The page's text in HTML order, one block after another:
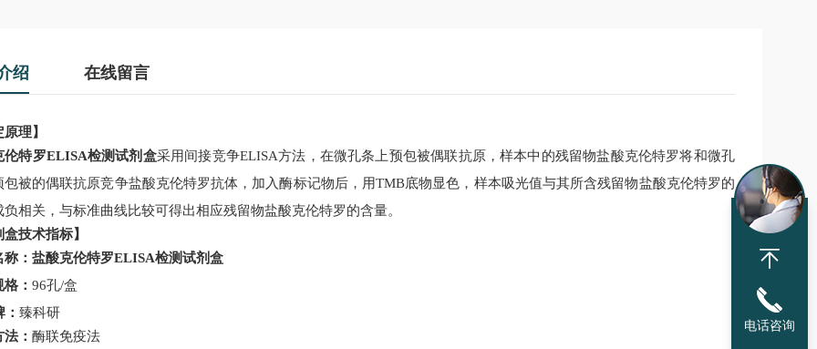
绍 在线留言
理】
伦特罗ELISA检测试剂盒采用间接竞争ELISA方法，在微孔条上预包被偶联抗原，样本中的残留物盐酸克伦特罗将和微孔
包被的偶联抗原竞争盐酸克伦特罗抗体，加入酶标记物后，用TMB底物显色，样本吸光值与其所含残留物盐酸克伦特罗的
负相关，与标准曲线比较可得出相应残留物盐酸克伦特罗的含量。
技术指标】
： 盐酸克伦特罗ELISA检测试剂盒
格： 96孔/盒
： 臻科研
： 酶联免疫法
电话咨询